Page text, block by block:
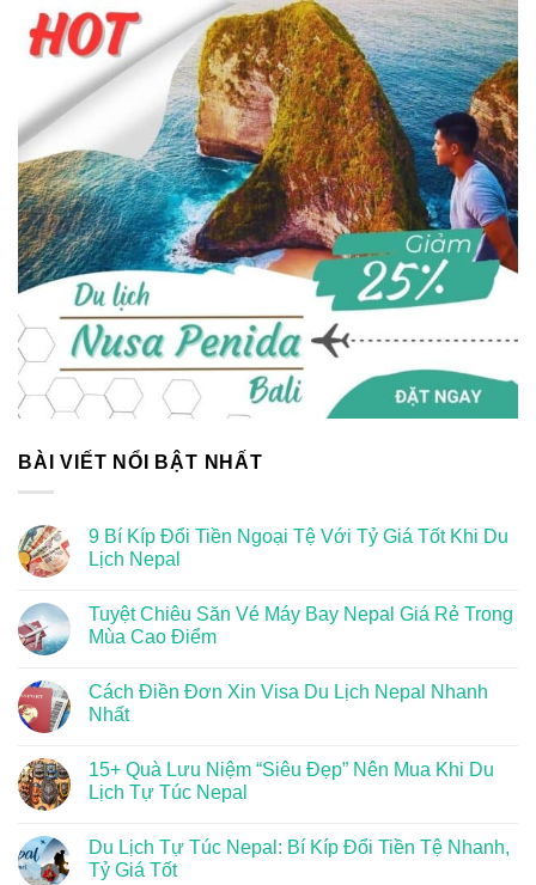
BÀI VIẾT NỔI BẬT NHẤT
9 Bí Kíp Đổi Tiền Ngoại Tệ Với Tỷ Giá Tốt Khi Du
Lịch Nepal
Tuyệt Chiêu Săn Vé Máy Bay Nepal Giá Rẻ Trong
Mùa Cao Điểm
Cách Điền Đơn Xin Visa Du Lịch Nepal Nhanh
Nhất
15+ Quà Lưu Niệm “Siêu Đẹp” Nên Mua Khi Du
Lịch Tự Túc Nepal
Du Lịch Tự Túc Nepal: Bí Kíp Đổi Tiền Tệ Nhanh,
Tỷ Giá Tốt